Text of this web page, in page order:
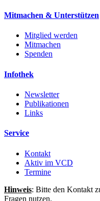
Mitmachen & Unterstützen
Mitglied werden
Mitmachen
Spenden
Infothek
Newsletter
Publikationen
Links
Service
Kontakt
Aktiv im VCD
Termine
Hinweis: Bitte den Kontakt
Fragen nutzen.